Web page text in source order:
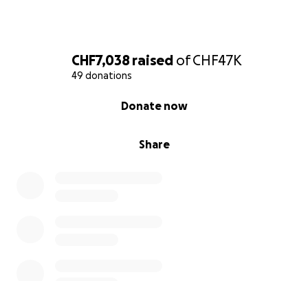
CHF7,038 raised ofCHF47K
49 donations
Share
Donate now